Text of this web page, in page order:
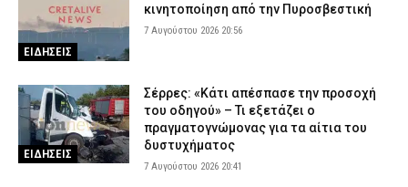
ΕΙΔΗΣΕΙΣ
κινητοποίηση από την Πυροσβεστική
7 Αυγούστου 2026 20:56
ΕΙΔΗΣΕΙΣ
Σέρρες: «Κάτι απέσπασε την προσοχή
του οδηγού» – Τι εξετάζει ο
πραγματογνώμονας για τα αίτια του
δυστυχήματος
7 Αυγούστου 2026 20:41